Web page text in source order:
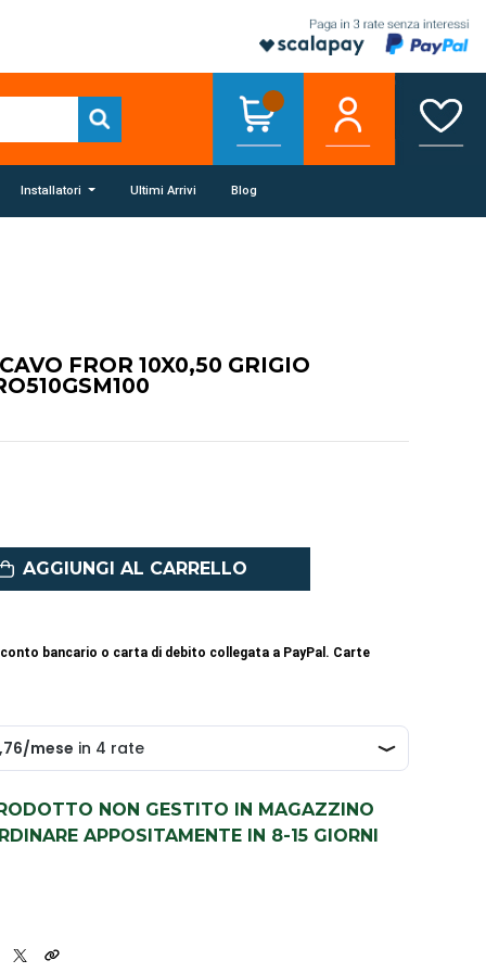
Installatori Ultimi Arrivi Blog
FROR 10X0,50 GRIGIO
AGGIUNGI AL CARRELLO
conto bancario o carta di debito collegata a PayPal. Carte
NON GESTITO IN MAGAZZINO
APPOSITAMENTE IN 8-15 GIORNI